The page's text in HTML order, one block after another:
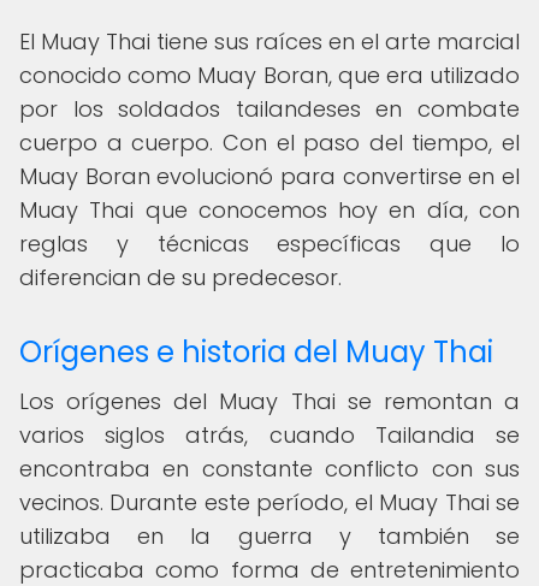
El Muay Thai tiene sus raíces en el arte marcial
conocido como Muay Boran, que era utilizado
por los soldados tailandeses en combate
cuerpo a cuerpo. Con el paso del tiempo, el
Muay Boran evolucionó para convertirse en el
Muay Thai que conocemos hoy en día, con
reglas y técnicas específicas que lo
diferencian de su predecesor.
Orígenes e historia del Muay Thai
Los orígenes del Muay Thai se remontan a
varios siglos atrás, cuando Tailandia se
encontraba en constante conflicto con sus
vecinos. Durante este período, el Muay Thai se
utilizaba en la guerra y también se
practicaba como forma de entretenimiento